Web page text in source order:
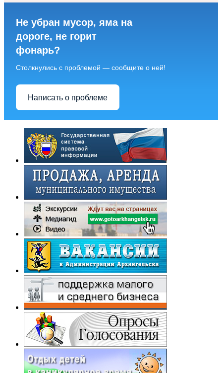
Не убран мусор, яма на
дороге, не горит
фонарь?
Столкнулись с проблемой — сообщите о ней!
Написать о проблеме